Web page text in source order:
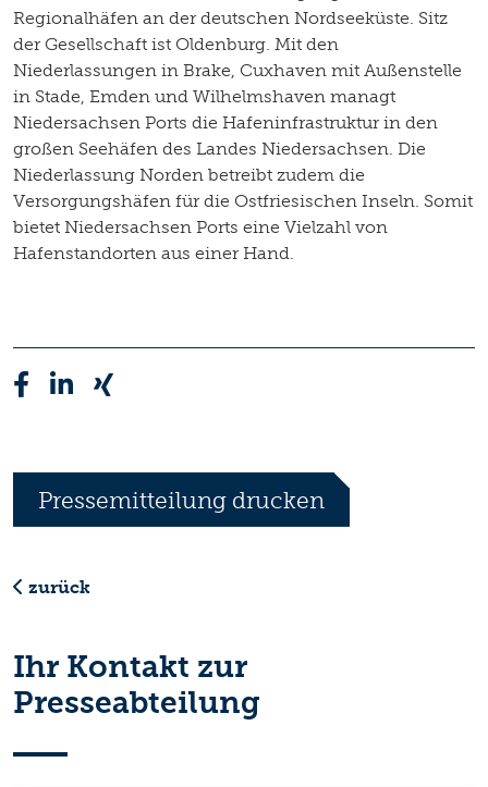
Regionalhäfen an der deutschen Nordseeküste. Sitz
der Gesellschaft ist Oldenburg. Mit den
Niederlassungen in Brake, Cuxhaven mit Außenstelle
in Stade, Emden und Wilhelmshaven managt
Niedersachsen Ports die Hafeninfrastruktur in den
großen Seehäfen des Landes Niedersachsen. Die
Niederlassung Norden betreibt zudem die
Versorgungshäfen für die Ostfriesischen Inseln. Somit
bietet Niedersachsen Ports eine Vielzahl von
Hafenstandorten aus einer Hand.
Pressemitteilung drucken
zurück
Ihr Kontakt zur
Presseabteilung